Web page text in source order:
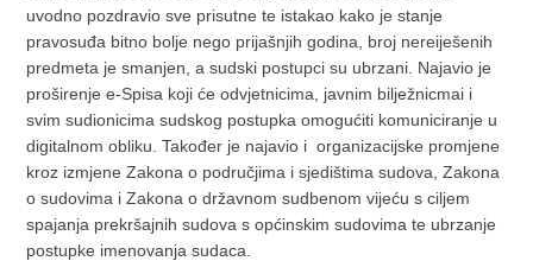
uvodno pozdravio sve prisutne te istakao kako je stanje
pravosuđa bitno bolje nego prijašnjih godina, broj nereiješenih
predmeta je smanjen, a sudski postupci su ubrzani. Najavio je
proširenje e-Spisa koji će odvjetnicima, javnim bilježnicmai i
svim sudionicima sudskog postupka omogućiti komuniciranje u
digitalnom obliku. Također je najavio i organizacijske promjene
kroz izmjene Zakona o područjima i sjedištima sudova, Zakona
o sudovima i Zakona o državnom sudbenom vijeću s ciljem
spajanja prekršajnih sudova s općinskim sudovima te ubrzanje
postupke imenovanja sudaca.